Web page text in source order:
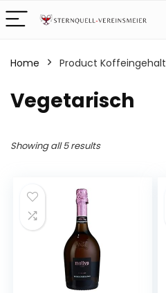
Home Product Koffeingehalt
‎Vegetarisch
Showing all 5 results